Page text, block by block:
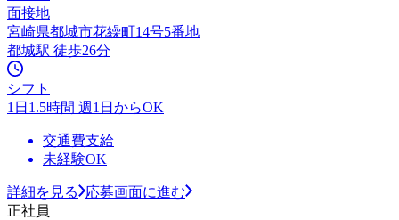
面接地
宮崎県都城市花繰町14号5番地
都城駅 徒歩26分
シフト
1日1.5時間 週1日からOK
交通費支給
未経験OK
詳細を見る
応募画面に進む
正社員